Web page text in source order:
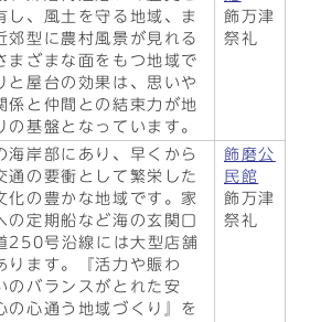
し、風土を守る地域、ま
郊型に農村風景が見れる
まざまな面をもつ地域で
と屋台の効果は、思いや
係と仲間との結束力が地
の基盤となっています。
飾万津
祭礼
海岸部にあり、早くから
通の要衝として繁栄した
化の豊かな地域です。家
の定期船など海の玄関口
250号沿線には大型店舗
ります。『活力や賑わ
のバランスがとれた安
の心通う地域づくり』を
飾磨公
民館
飾万津
祭礼